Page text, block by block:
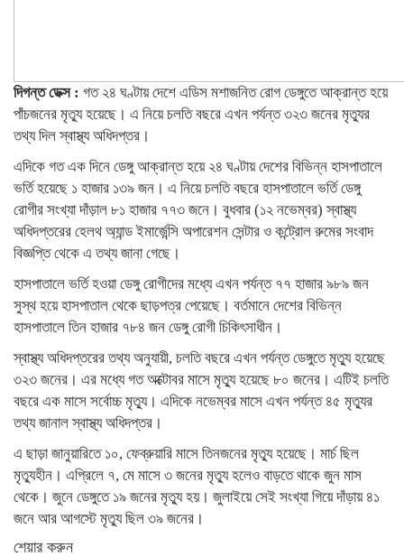
দিগন্ত ডেক্স : গত ২৪ ঘণ্টায় দেশে এডিস মশাজনিত রোগ ডেঙ্গুতে আক্রান্ত হয়ে
পাঁচজনের মৃত্যু হয়েছে। এ নিয়ে চলতি বছরে এখন পর্যন্ত ৩২৩ জনের মৃত্যুর
তথ্য দিল স্বাস্থ্য অধিদপ্তর।
এদিকে গত এক দিনে ডেঙ্গু আক্রান্ত হয়ে ২৪ ঘণ্টায় দেশের বিভিন্ন হাসপাতালে
ভর্তি হয়েছে ১ হাজার ১৩৯ জন। এ নিয়ে চলতি বছরে হাসপাতালে ভর্তি ডেঙ্গু
রোগীর সংখ্যা দাঁড়াল ৮১ হাজার ৭৭৩ জনে। বুধবার (১২ নভেম্বর) স্বাস্থ্য
অধিদপ্তরের হেলথ অ্যান্ড ইমার্জেন্সি অপারেশন সেন্টার ও কন্ট্রোল রুমের সংবাদ
বিজ্ঞপ্তি থেকে এ তথ্য জানা গেছে।
হাসপাতালে ভর্তি হওয়া ডেঙ্গু রোগীদের মধ্যে এখন পর্যন্ত ৭৭ হাজার ৯৮৯ জন
সুস্থ হয়ে হাসপাতাল থেকে ছাড়পত্র পেয়েছে। বর্তমানে দেশের বিভিন্ন
হাসপাতালে তিন হাজার ৭৮৪ জন ডেঙ্গু রোগী চিকিৎসাধীন।
স্বাস্থ্য অধিদপ্তরের তথ্য অনুযায়ী, চলতি বছরে এখন পর্যন্ত ডেঙ্গুতে মৃত্যু হয়েছে
৩২৩ জনের। এর মধ্যে গত অক্টোবর মাসে মৃত্যু হয়েছে ৮০ জনের। এটিই চলতি
বছরে এক মাসে সর্বোচ্চ মৃত্যু। এদিকে নভেম্বর মাসে এখন পর্যন্ত ৪৫ মৃত্যুর
তথ্য জানাল স্বাস্থ্য অধিদপ্তর।
এ ছাড়া জানুয়ারিতে ১০, ফেব্রুয়ারি মাসে তিনজনের মৃত্যু হয়েছে। মার্চ ছিল
মৃত্যুহীন। এপ্রিলে ৭, মে মাসে ৩ জনের মৃত্যু হলেও বাড়তে থাকে জুন মাস
থেকে। জুনে ডেঙ্গুতে ১৯ জনের মৃত্যু হয়। জুলাইয়ে সেই সংখ্যা গিয়ে দাঁড়ায় ৪১
জনে আর আগস্টে মৃত্যু ছিল ৩৯ জনের।
শেয়ার করুন